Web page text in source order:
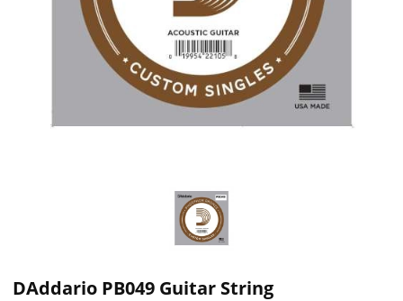
DAddario PB049 Guitar String